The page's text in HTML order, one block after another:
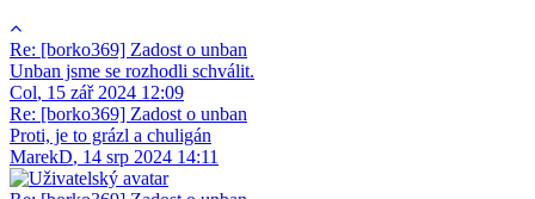
Re: [borko369] Zadost o unban
Unban jsme se rozhodli schválit.
Col, 15 zář 2024 12:09
Re: [borko369] Zadost o unban
Proti, je to grázl a chuligán
MarekD, 14 srp 2024 14:11